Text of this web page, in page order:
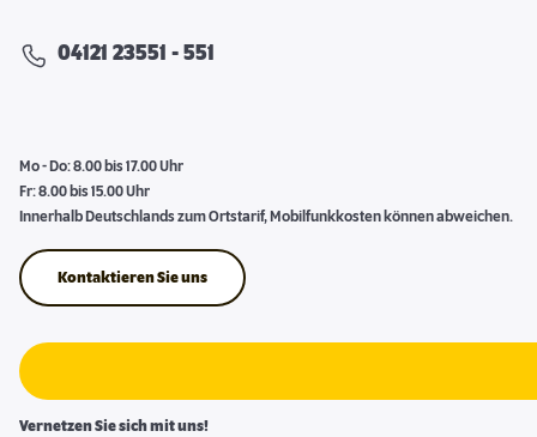
04121 23551 - 551
Mo - Do: 8.00 bis 17.00 Uhr
Fr: 8.00 bis 15.00 Uhr
Innerhalb Deutschlands zum Ortstarif, Mobilfunkkosten können abweichen.
Kontaktieren Sie uns
Vernetzen Sie sich mit uns!